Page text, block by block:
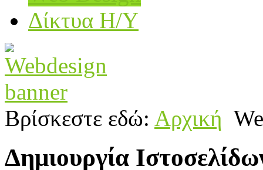
Δίκτυα Η/Υ
Βρίσκεστε εδώ: Αρχική
Δημιουργία